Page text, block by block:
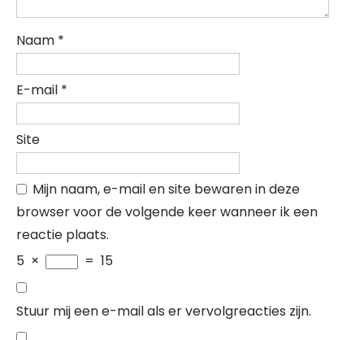
Naam *
E-mail *
Site
Mijn naam, e-mail en site bewaren in deze
browser voor de volgende keer wanneer ik een
reactie plaats.
5 × = 15
Stuur mij een e-mail als er vervolgreacties zijn.